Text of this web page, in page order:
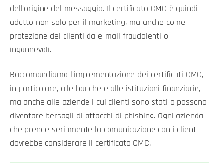
dell'origine del messaggio. Il certificato CMC è quindi
adatto non solo per il marketing, ma anche come
protezione dei clienti da e-mail fraudolenti o
ingannevoli.
Raccomandiamo l'implementazione dei certificati CMC,
in particolare, alle banche e alle istituzioni finanziarie,
ma anche alle aziende i cui clienti sono stati o possono
diventare bersagli di attacchi di phishing. Ogni azienda
che prende seriamente la comunicazione con i clienti
dovrebbe considerare il certificato CMC.